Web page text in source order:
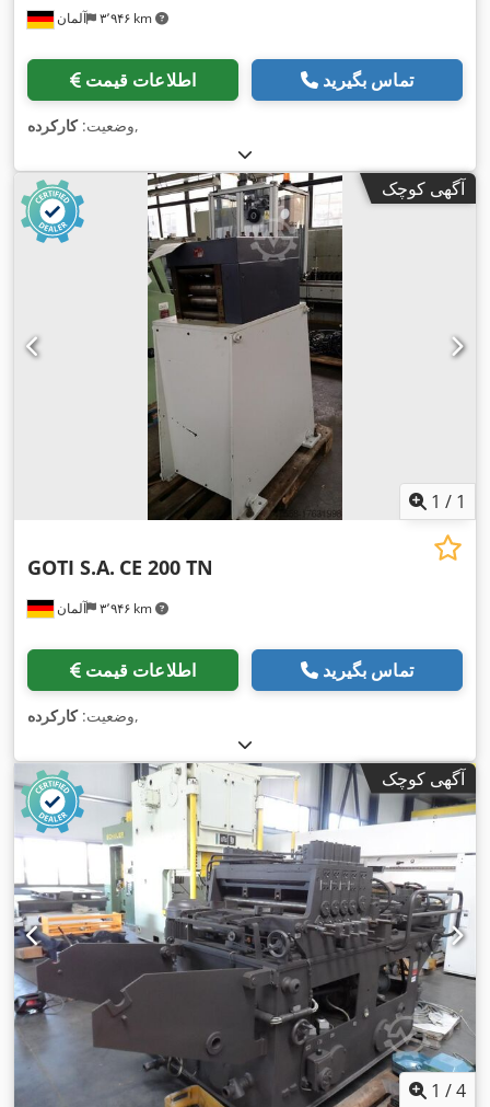
آلمان ۳٬۹۴۶ km
اطلاعات قیمت تماس بگیرید
وضعیت:کارکرده ,
آگهی کوچک
1 / 1
آلمان ۳٬۹۴۶ km
GOTI S.A. CE 200 TN
اطلاعات قیمت تماس بگیرید
وضعیت:کارکرده ,
آگهی کوچک
1 /4